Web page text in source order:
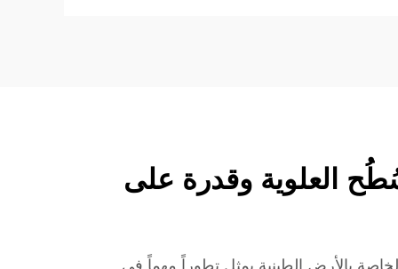
العلوية وقدرة على